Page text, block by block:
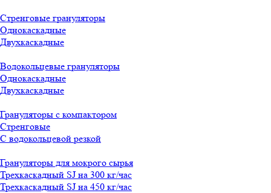
Стренговые грануляторы
Однокаскадные
Двухкаскадные
Водокольцевые грануляторы
Однокаскадные
Двухкаскадные
Грануляторы с компактором
Стренговые
С водокольцевой резкой
Грануляторы для мокрого сырья
Трехкаскадный SJ на 300 кг/час
Трехкаскадный SJ на 450 кг/час